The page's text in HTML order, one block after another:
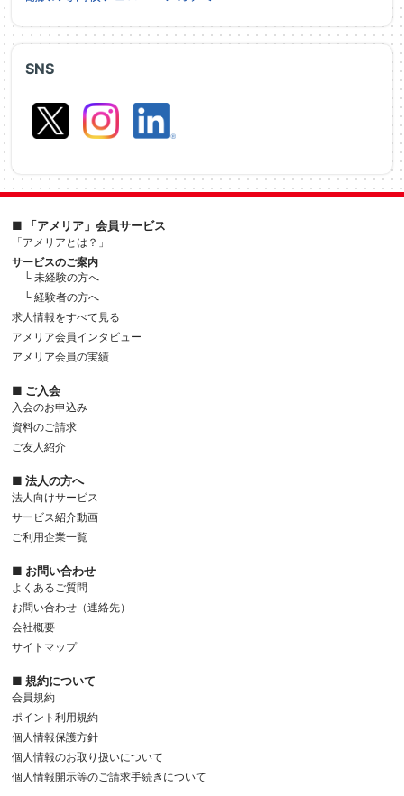
SNS
■ 「アメリア」会員サービス
「アメリアとは？」
サービスのご案内
└ 未経験の方へ
└ 経験者の方へ
求人情報をすべて見る
アメリア会員インタビュー
アメリア会員の実績
■ ご入会
入会のお申込み
資料のご請求
ご友人紹介
■ 法人の方へ
法人向けサービス
サービス紹介動画
ご利用企業一覧
■ お問い合わせ
よくあるご質問
お問い合わせ（連絡先）
会社概要
サイトマップ
■ 規約について
会員規約
ポイント利用規約
個人情報保護方針
個人情報のお取り扱いについて
個人情報開示等のご請求手続きについて